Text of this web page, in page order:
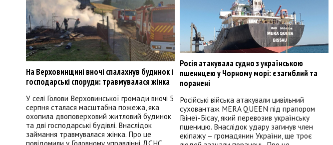
На Верховинщині вночі спалахнув будинок і
господарські споруди: травмувалася жінка
У селі Голови Верховинської громади вночі 5
серпня сталася масштабна пожежа, яка
охопила двоповерховий житловий будинок
та дві господарські будівлі. Внаслідок
займання травмувалася жінка. Про це
Росія атакувала судно з українською
пшеницею у Чорному морі: є загиблий та
поранені
Російські війська атакували цивільний
суховантаж MERA QUEEN під прапором
Гвінеї-Бісау, який перевозив українську
пшеницю. Внаслідок удару загинув член
екіпажу – громадянин України, ще троє